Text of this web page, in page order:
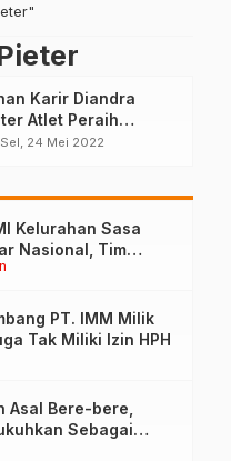
Karir Diandra
Atlet Peraih
di Sea Games
Sel, 24 Mei 2022
Kelurahan Sasa
Nasional, Tim
di Ternate
PT. IMM Milik
Tak Miliki Izin HPH
Asal Bere-bere,
Sebagai
Ummu